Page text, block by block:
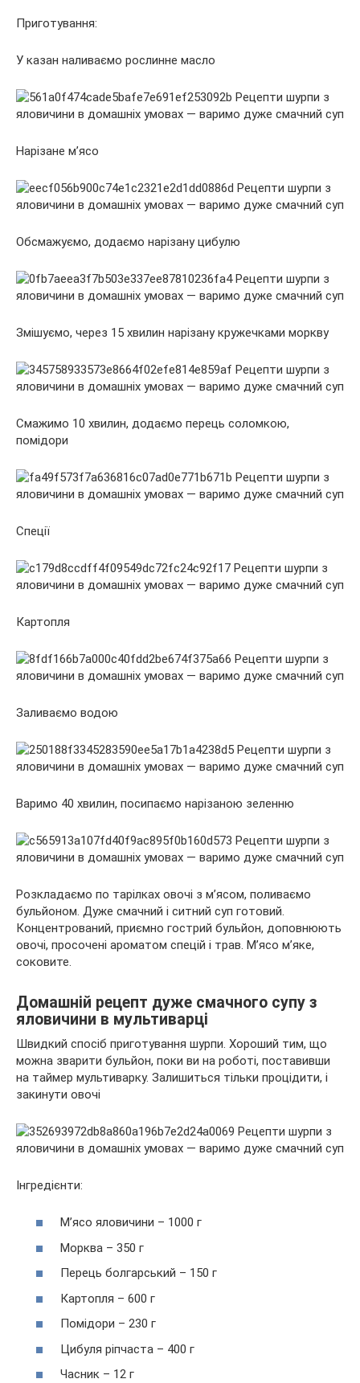
Приготування:
У казан наливаємо рослинне масло
Нарізане м’ясо
Обсмажуємо, додаємо нарізану цибулю
Змішуємо, через 15 хвилин нарізану кружечками моркву
Смажимо 10 хвилин, додаємо перець соломкою,
помідори
Спеції
Картопля
Заливаємо водою
Варимо 40 хвилин, посипаємо нарізаною зеленню
Розкладаємо по тарілках овочі з м’ясом, поливаємо
бульйоном. Дуже смачний і ситний суп готовий.
Концентрований, приємно гострий бульйон, доповнюють
овочі, просочені ароматом спецій і трав. М’ясо м’яке,
соковите.
Домашній рецепт дуже смачного супу з
яловичини в мультиварці
Швидкий спосіб приготування шурпи. Хороший тим, що
можна зварити бульйон, поки ви на роботі, поставивши
на таймер мультиварку. Залишиться тільки процідити, і
закинути овочі
Інгредієнти:
М’ясо яловичини – 1000 г
Морква – 350 г
Перець болгарський – 150 г
Картопля – 600 г
Помідори – 230 г
Цибуля ріпчаста – 400 г
Часник – 12 г